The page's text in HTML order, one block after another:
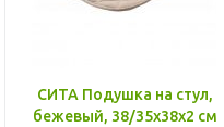
СИТА Подушка на стул,
бежевый, 38/35x38x2 см